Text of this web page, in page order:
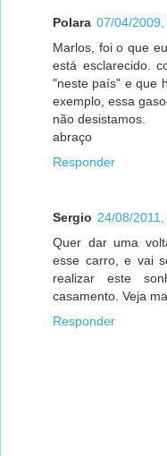
Polara 07/04/2009,
Marlos, foi o que
está esclarecido.
"neste país" e que
exemplo, essa
não desistamos.
abraço
Responder
Sergio 24/08/
Quer dar uma
esse carro, e vai
realizar este
casamento. Veja
Responder